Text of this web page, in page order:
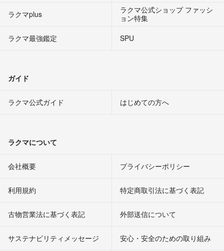
ラクマplus
ラクマ公式ショップ ファッシ
ョン特集
ラクマ最強鑑定
SPU
ガイド
ラクマ公式ガイド はじめての方へ
ラクマについて
会社概要 プライバシーポリシー
利用規約 特定商取引法に基づく表記
古物営業法に基づく表記 外部送信について
サステナビリティメッセージ 安心・安全のための取り組み